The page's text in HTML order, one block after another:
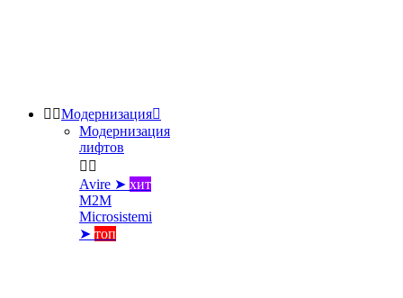
 Модернизация
Модернизация
лифтов
 
Avire ➤ хит
M2M
Microsistemi
➤ топ